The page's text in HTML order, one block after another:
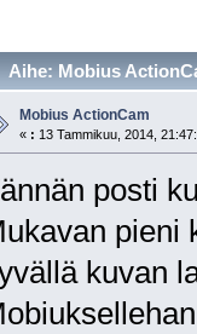
Aihe: Mobius
Mobius ActionCam
« : 13 Tammikuu, 2014,
posti
pieni
kuvan